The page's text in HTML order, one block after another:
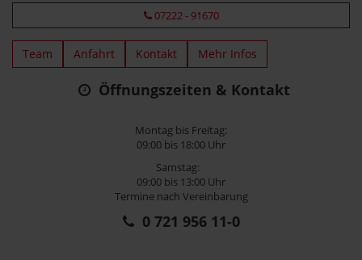
07222 - 91670
Team Anfahrt Kontakt Mehr Infos
Öffnungszeiten & Kontakt
Montag bis Freitag:
09:00 bis 18:00 Uhr
Samstag:
09:00 bis 13:00 Uhr
Termine nach Vereinbarung
0 721 956 11-0